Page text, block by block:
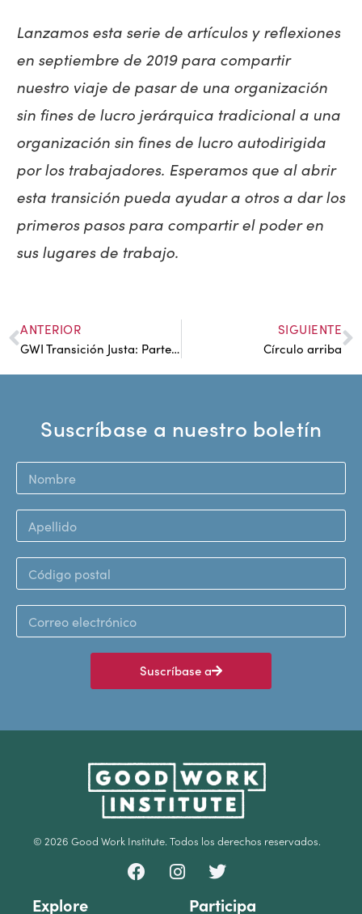
Lanzamos esta serie de artículos y reflexiones
en septiembre de 2019 para compartir
nuestro viaje de pasar de una organización
sin fines de lucro jerárquica tradicional a una
organización sin fines de lucro autodirigida
por los trabajadores. Esperamos que al abrir
esta transición pueda ayudar a otros a dar los
primeros pasos para compartir el poder en
sus lugares de trabajo.
ANTERIOR
GWI Transición Justa: Parte 3 - Una carta de Matt: Mi propia transición justa
SIGUIENTE
Círculo arriba
Suscríbase a nuestro boletín
Suscríbase a
© 2026 Good Work Institute. Todos los derechos reservados.
Explore Participa